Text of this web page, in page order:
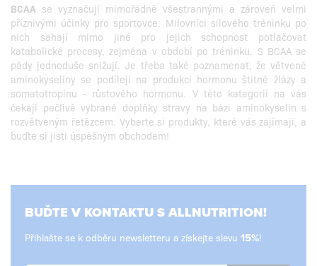
BCAA se vyznačují mimořádně všestrannými a zároveň velmi
příznivými účinky pro sportovce. Milovníci silového tréninku po
nich sahají mimo jiné pro jejich schopnost potlačovat
katabolické procesy, zejména v období po tréninku. S BCAA se
pády jednoduše snižují. Je třeba také poznamenat, že větvené
aminokyseliny se podílejí na produkci hormonu štítné žlázy a
somatotropinu - růstového hormonu. V této kategorii na vás
čekají pečlivě vybrané doplňky stravy na bázi aminokyselin s
rozvětveným řetězcem. Vyberte si produkty, které vás zajímají, a
buďte si jisti úspěšným obchodem!
BUĎTE V KONTAKTU S ALLNUTRITION!
Přihlašte se k odběru newsletteru a získejte slevu !